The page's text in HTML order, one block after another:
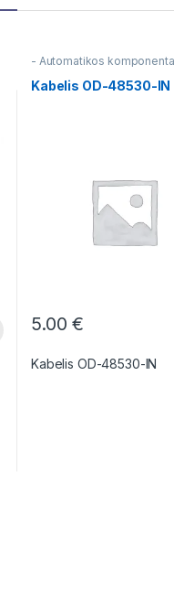
- Automatikos
Kabelis OD-48530-IN
5.00€
Kabelis OD-48530-IN